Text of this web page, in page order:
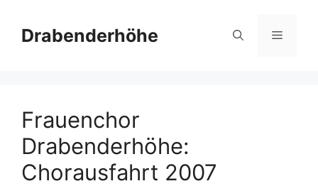
Inhalt
springen
Drabenderhöhe Menü
Frauenchor
Drabenderhöhe:
Chorausfahrt 2007